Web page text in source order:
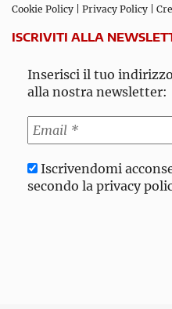
Cookie Policy Privacy Policy
ISCRIVITI ALLA
Inserisci il tuo
alla nostra newsletter:
Iscrivendomi
secondo la privacy